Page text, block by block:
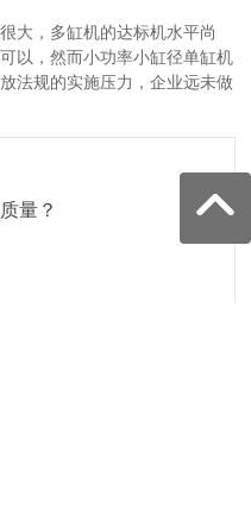
，多缸机的达标机水平尚
以，然而小功率小缸径单缸机
法规的实施压力，企业远未做
量？